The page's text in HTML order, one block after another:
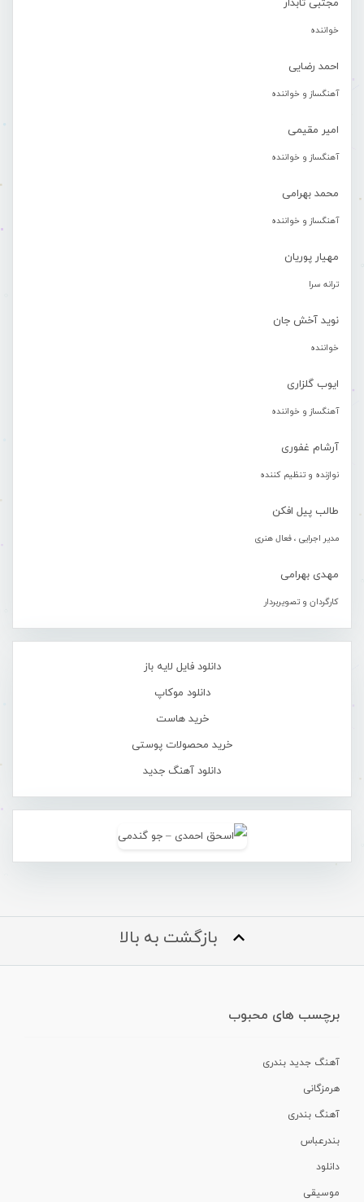
مجتبی تابدار
خواننده
احمد رضایی
آهنگساز و خواننده
امیر مقیمی
آهنگساز و خواننده
محمد بهرامی
آهنگساز و خواننده
مهیار پوریان
ترانه سرا
نوید آخش جان
خواننده
ایوب گلزاری
آهنگساز و خواننده
آرشام غفوری
نوازنده و تنظیم کننده
طالب پیل افکن
مدیر اجرایی ، فعال هنری
مهدی بهرامی
کارگردان و تصویربردار
دانلود فایل لایه باز
دانلود موکاپ
خرید هاست
خرید محصولات پوستی
دانلود آهنگ جدید
بازگشت به بالا
برچسب های محبوب
آهنگ جدید بندری
هرمزگانی
آهنگ بندری
بندرعباس
دانلود
موسیقی